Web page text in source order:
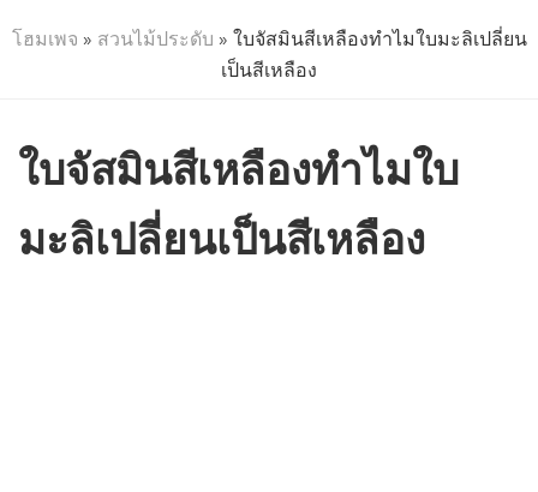
โฮมเพจ » สวนไม้ประดับ » ใบจัสมินสีเหลืองทำไมใบมะลิเปลี่ยน
เป็นสีเหลือง
ใบจัสมินสีเหลืองทำไมใบ
มะลิเปลี่ยนเป็นสีเหลือง